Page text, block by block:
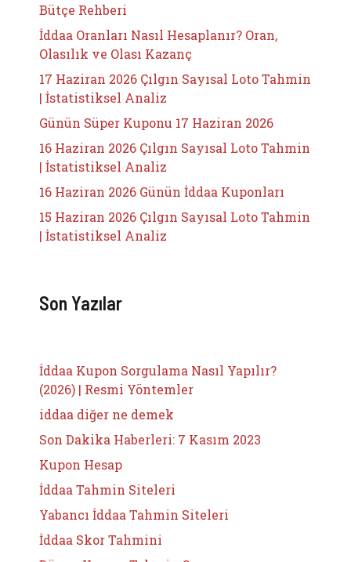
Bütçe Rehberi
İddaa Oranları Nasıl Hesaplanır? Oran,
Olasılık ve Olası Kazanç
17 Haziran 2026 Çılgın Sayısal Loto Tahmin
| İstatistiksel Analiz
Günün Süper Kuponu 17 Haziran 2026
16 Haziran 2026 Çılgın Sayısal Loto Tahmin
| İstatistiksel Analiz
16 Haziran 2026 Günün İddaa Kuponları
15 Haziran 2026 Çılgın Sayısal Loto Tahmin
| İstatistiksel Analiz
Son Yazılar
İddaa Kupon Sorgulama Nasıl Yapılır?
(2026) | Resmi Yöntemler
iddaa diğer ne demek
Son Dakika Haberleri: 7 Kasım 2023
Kupon Hesap
İddaa Tahmin Siteleri
Yabancı İddaa Tahmin Siteleri
İddaa Skor Tahmini